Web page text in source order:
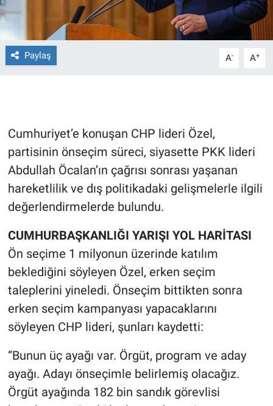
Paylaş A- A+
Cumhuriyet’e konuşan CHP lideri Özel,
partisinin önseçim süreci, siyasette PKK lideri
Abdullah Öcalan’ın çağrısı sonrası yaşanan
hareketlilik ve dış politikadaki gelişmelerle ilgili
değerlendirmelerde bulundu.
CUMHURBAŞKANLIĞI YARIŞI YOL HARİTASI
Ön seçime 1 milyonun üzerinde katılım
beklediğini söyleyen Özel, erken seçim
taleplerini yineledi. Önseçim bittikten sonra
erken seçim kampanyası yapacaklarını
söyleyen CHP lideri, şunları kaydetti:
“Bunun üç ayağı var. Örgüt, program ve aday
ayağı. Adayı önseçimle belirlemiş olacağız.
Örgüt ayağında 182 bin sandık görevlisi
Gün Başlıyor
Gün Bitiyor
Gün Ortası
Günün görüntüsü
Haber
İlan
Koronavirüs
Kültür Sanat
Ne demişti
Nedir
Popüler